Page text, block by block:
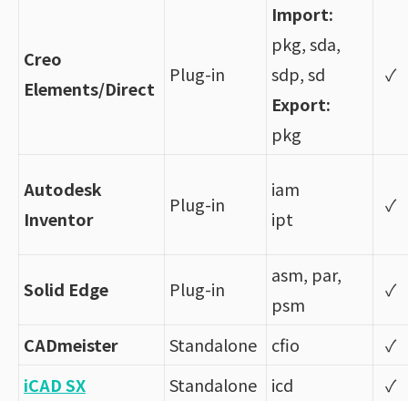
Creo
Elements/Direct
Plug-in
Import:
pkg, sda,
sdp, sd
Export:
pkg
✓
Autodesk
Inventor
Plug-in
iam
ipt
✓
Solid Edge Plug-in
asm, par,
psm
✓
CADmeister Standalone cfio
✓
iCAD SX
Standalone icd ✓